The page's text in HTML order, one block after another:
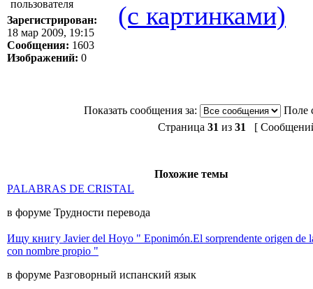
Зарегистрирован:
18 мар 2009, 19:15
Сообщения: 1603
Изображений: 0
(с картинками)
Показать сообщения за:
Поле
Страница 31 из 31 [
Похожие темы
PALABRAS DE CRISTAL
в форуме Трудности перевода
Ищу книгу Javier del Hoyo " Eponimón.El sorprendente origen de
con nombre propio "
в форуме Разговорный испанский язык